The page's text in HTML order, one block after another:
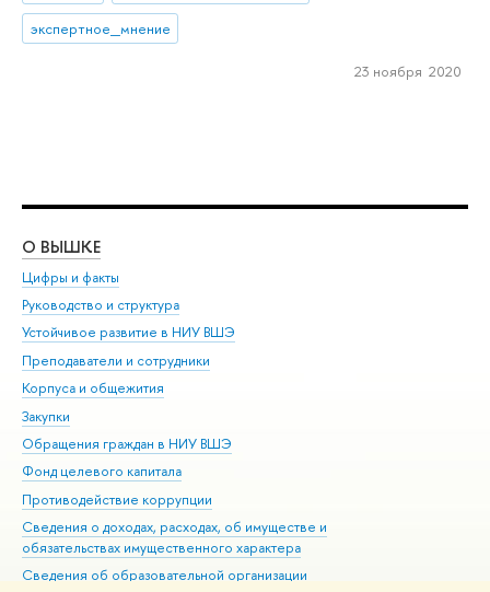
экспертное_мнение
23 ноября 2020
О ВЫШКЕ
Цифры и факты
Руководство и структура
Устойчивое развитие в НИУ ВШЭ
Преподаватели и сотрудники
Корпуса и общежития
Закупки
Обращения граждан в НИУ ВШЭ
Фонд целевого капитала
Противодействие коррупции
Сведения о доходах, расходах, об имуществе и
обязательствах имущественного характера
Сведения об образовательной организации